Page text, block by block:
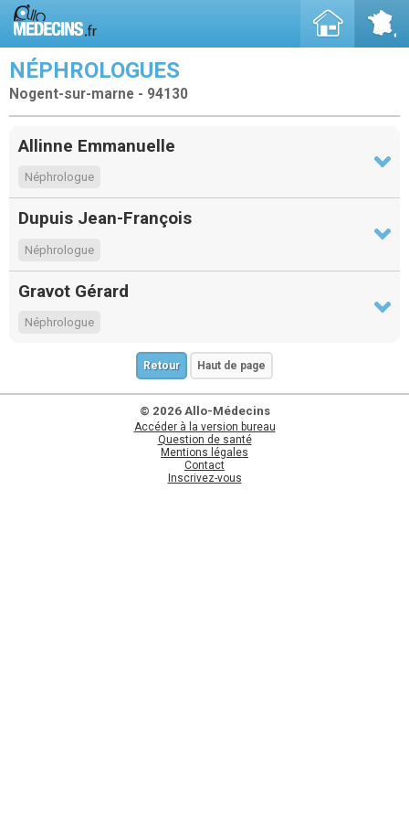
NÉPHROLOGUES
Nogent-sur-marne - 94130
Allinne Emmanuelle
Néphrologue
Dupuis Jean-François
Néphrologue
Gravot Gérard
Néphrologue
Retour Haut de page
© 2026 Allo-Médecins
Accéder à la version bureau
Question de santé
Mentions légales
Contact
Inscrivez-vous